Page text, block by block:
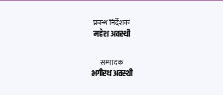
प्रबन्ध निर्देशक
महेश अवस्थी
सम्पादक
भगीरथ अवस्थी